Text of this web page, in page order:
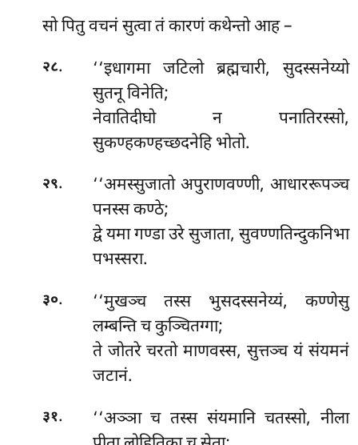
सो पितु वचनं सुत्वा तं कारणं कथेन्तो आह –
२८.
‘‘इधागमा जटिलो ब्रह्मचारी, सुदस्सनेय्यो
सुतनू विनेति;
नेवातिदीघो न पनातिरस्सो,
सुकण्हकण्हच्छदनेहि भोतो.
२९.
‘‘अमस्सुजातो अपुराणवण्णी, आधाररूपञ्च
पनस्स कण्ठे;
द्वे यमा गण्डा उरे सुजाता, सुवण्णतिन्दुकनिभा
पभस्सरा.
३०. ‘‘मुखञ्च तस्स भुसदस्सनेय्यं, कण्णेसु
लम्बन्ति च कुञ्चितग्गा;
ते जोतरे चरतो माणवस्स, सुत्तञ्च यं संयमनं
जटानं.
३१. ‘‘अञ्ञाच तस्स संयमानि चतस्सो, नीला